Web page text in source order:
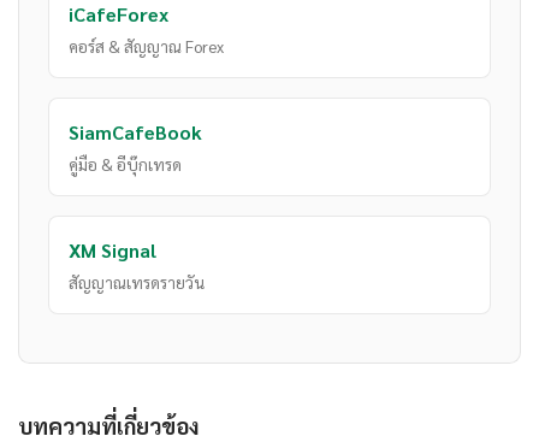
iCafeForex
คอร์ส & สัญญาณ Forex
SiamCafeBook
คู่มือ & อีบุ๊กเทรด
XM Signal
สัญญาณเทรดรายวัน
บทความที่เกี่ยวข้อง